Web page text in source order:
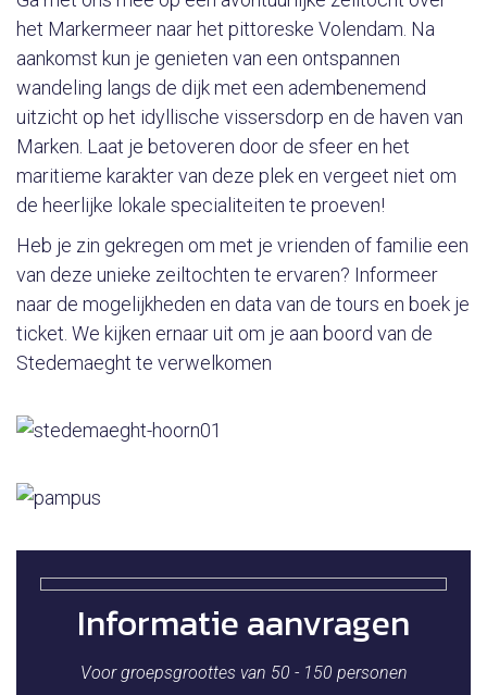
het Markermeer naar het pittoreske Volendam. Na
aankomst kun je genieten van een ontspannen
wandeling langs de dijk met een adembenemend
uitzicht op het idyllische vissersdorp en de haven van
Marken. Laat je betoveren door de sfeer en het
maritieme karakter van deze plek en vergeet niet om
de heerlijke lokale specialiteiten te proeven!
Heb je zin gekregen om met je vrienden of familie een
van deze unieke zeiltochten te ervaren? Informeer
naar de mogelijkheden en data van de tours en boek je
ticket. We kijken ernaar uit om je aan boord van de
Stedemaeght te verwelkomen
Informatie aanvragen
Voor groepsgroottes van 50 - 150 personen